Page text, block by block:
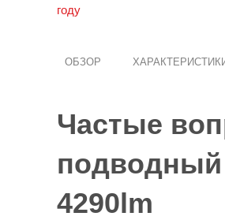
году
ОБЗОР
Частые
4290lm